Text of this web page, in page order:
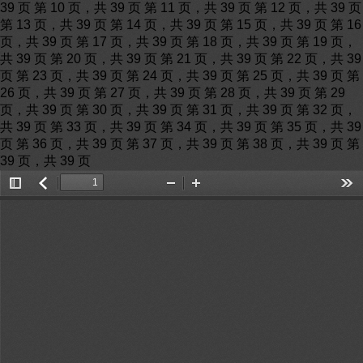
39 页 第 10 页，共 39 页 第 11 页，共 39 页 第 12 页，共 39 页
第 13 页，共 39 页 第 14 页，共 39 页 第 15 页，共 39 页 第 16
页，共 39 页 第 17 页，共 39 页 第 18 页，共 39 页 第 19 页，
共 39 页 第 20 页，共 39 页 第 21 页，共 39 页 第 22 页，共 39
页 第 23 页，共 39 页 第 24 页，共 39 页 第 25 页，共 39 页 第
26 页，共 39 页 第 27 页，共 39 页 第 28 页，共 39 页 第 29
页，共 39 页 第 30 页，共 39 页 第 31 页，共 39 页 第 32 页，
共 39 页 第 33 页，共 39 页 第 34 页，共 39 页 第 35 页，共 39
页 第 36 页，共 39 页 第 37 页，共 39 页 第 38 页，共 39 页 第
39 页，共 39 页
Toggle返
Zoom